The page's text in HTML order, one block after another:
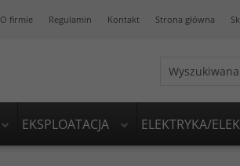
O firmie Regulamin Kontakt Strona główna
EKSPLOATACJA ELEKTRYKA/